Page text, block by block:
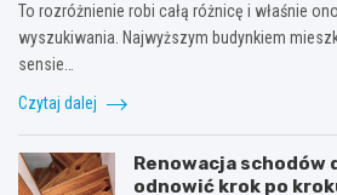
To rozróżnienie robi całą różnicę i właśnie
wyszukiwania. Najwyższym budynkiem
sensie…
Czytaj dalej
Renowacja schodów
odnowić krok po